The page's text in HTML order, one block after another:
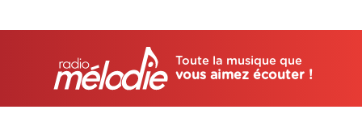
Toute la musique que
vous aimez écouter !